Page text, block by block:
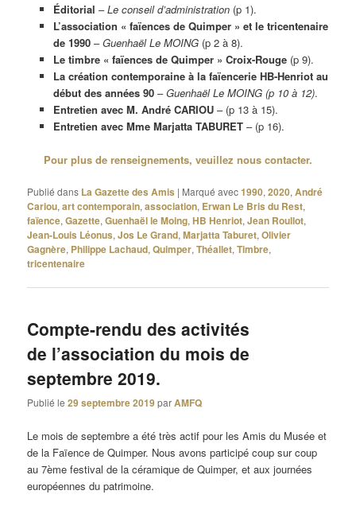
Éditorial –Le conseil d’administration (p 1).
L’association « faïences de Quimper » et le tricentenaire
de 1990 –Guenhaël Le MOING (p 2 à 8).
Le timbre « faïences de Quimper » Croix-Rouge (p 9).
La création contemporaine à la faïencerie HB-Henriot au
début des années 90–Guenhaël Le MOING (p 10 à 12).
Entretien avec M. André CARIOU – (p 13 à 15).
Entretien avec Mme Marjatta TABURET – (p 16).
Pour plus de renseignements, veuillez nous contacter.
Publié dans La Gazette des Amis | Marqué avec1990,2020,André
Cariou,art contemporain,association, Erwan Le Bris du Rest,
faïence,Gazette,Guenhaël le Moing,HB Henriot,Jean Roullot,
Jean-Louis Léonus,Jos Le Grand,Marjatta Taburet,Olivier
Gagnère, Philippe Lachaud,Quimper,Théallet,Timbre,
tricentenaire
Compte-rendu des activités
de l’association du mois de
septembre 2019.
Publié le29 septembre 2019parAMFQ
Le mois de septembre a été très actif pour les Amis du Musée et
de la Faïence de Quimper. Nous avons participé coup sur coup
au 7ème festival de la céramique de Quimper, et aux journées
européennes du patrimoine.